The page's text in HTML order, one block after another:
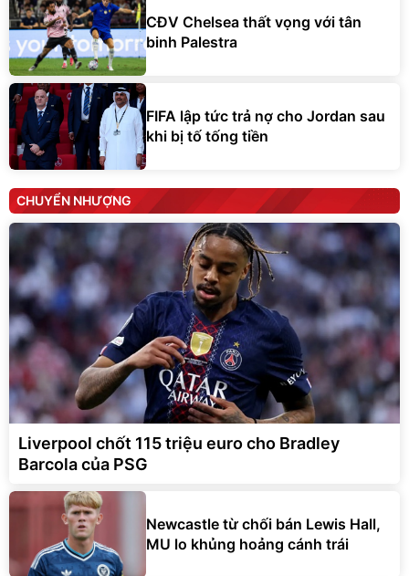
CĐV Chelsea thất vọng với tân
binh Palestra
FIFA lập tức trả nợ cho Jordan sau
khi bị tố tống tiền
CHUYỂN NHƯỢNG
Liverpool chốt 115 triệu euro cho Bradley
Barcola của PSG
Newcastle từ chối bán Lewis Hall,
MU lo khủng hoảng cánh trái